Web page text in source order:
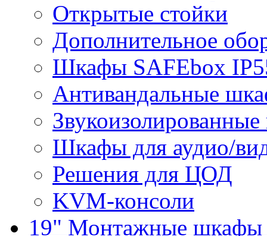
Открытые стойки
Дополнительное
Шкафы SAFEbox
Антивандальные
Шкафы для аудио/
Решения для ЦОД
KVM-консоли
19" Монтажные шкафы